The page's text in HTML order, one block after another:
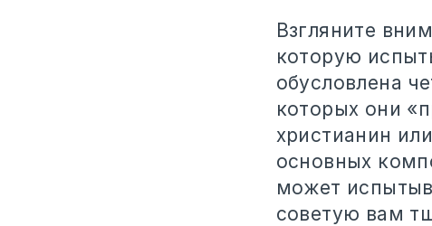
Взгляните
которую
обусловлена
которых они
христианин
основных
может
советую вам